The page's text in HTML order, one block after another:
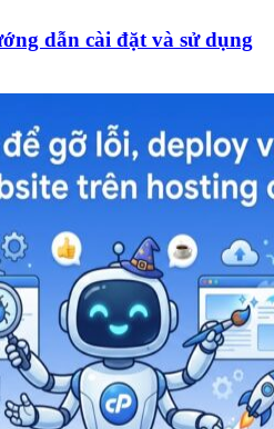
dẫn cài đặt và sử dụng